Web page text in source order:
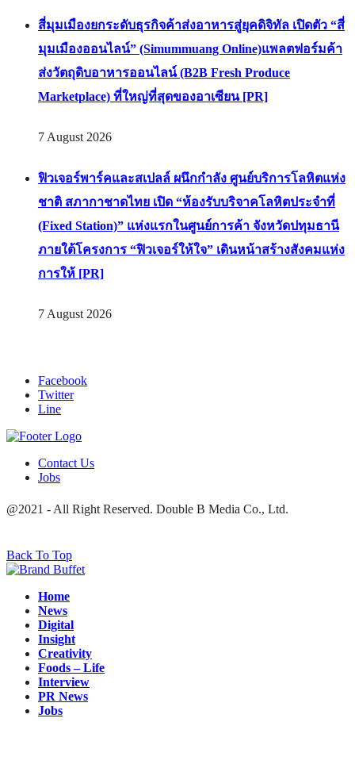
สี่มุมเมืองยกระดับธุรกิจค้าส่งอาหารสู่ยุคดิจิทัล เปิดตัว “สี่
มุมเมืองออนไลน์” (Simummuang Online)แพลตฟอร์มค้า
ส่งวัตถุดิบอาหารออนไลน์ (B2B Fresh Produce
Marketplace) ที่ใหญ่ที่สุดของอาเซียน [PR]
7 August 2026
ฟิวเจอร์พาร์คและสเปลล์ ผนึกกำลัง ศูนย์บริการโลหิตแห่ง
ชาติ สภากาชาดไทย เปิด “ห้องรับบริจาคโลหิตประจำที่
(Fixed Station)” แห่งแรกในศูนย์การค้า จังหวัดปทุมธานี
ภายใต้โครงการ “ฟิวเจอร์ให้ใจ” เดินหน้าสร้างสังคมแห่ง
การให้ [PR]
7 August 2026
Facebook
Twitter
Line
Contact Us
Jobs
@2021 - All Right Reserved. Double B Media Co., Ltd.
Back To Top
Home
News
Digital
Insight
Creativity
Foods – Life
Interview
PR News
Jobs